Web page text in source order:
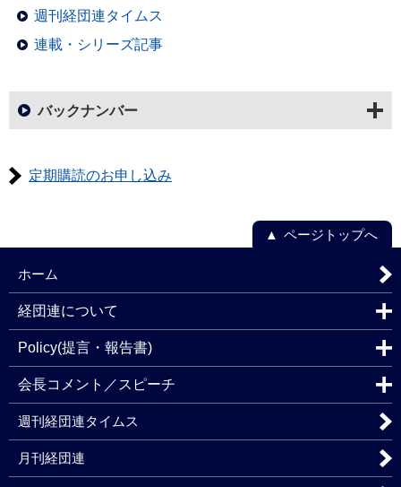
週刊経団連タイムス
連載・シリーズ記事
バックナンバー
定期購読のお申し込み
ページトップへ
ホーム
経団連について
Policy(提言・報告書)
会長コメント／スピーチ
週刊経団連タイムス
月刊経団連